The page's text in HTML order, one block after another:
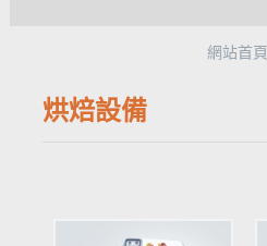
網站首頁
烘焙設備